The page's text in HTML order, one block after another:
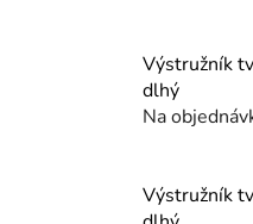
Výstružník
dlhý
Na
Výstružník